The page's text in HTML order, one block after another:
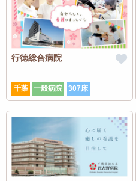
行徳総合病院
千葉 一般病院 307床